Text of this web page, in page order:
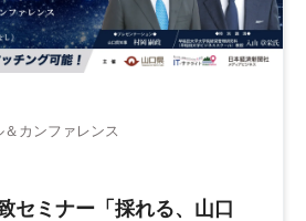
カンファレンス
セミナー「採れる、山口